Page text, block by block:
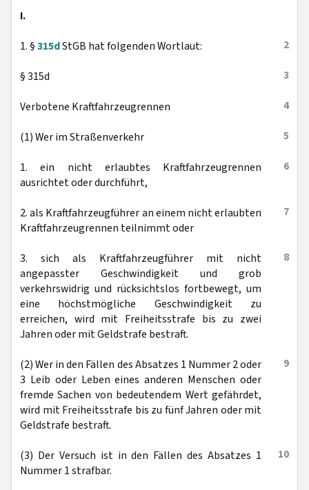
I.
2
1. §315dStGB hat folgenden Wortlaut:
3
§ 315d
4
Verbotene Kraftfahrzeugrennen
5
(1) Wer im Straßenverkehr
6
1. ein nicht erlaubtes Kraftfahrzeugrennen
ausrichtet oder durchführt,
7
2. als Kraftfahrzeugführer an einem nicht erlaubten
Kraftfahrzeugrennen teilnimmt oder
8
3. sich als Kraftfahrzeugführer mit nicht
angepasster Geschwindigkeit und grob
verkehrswidrig und rücksichtslos fortbewegt, um
eine höchstmögliche Geschwindigkeit zu
erreichen, wird mit Freiheitsstrafe bis zu zwei
Jahren oder mit Geldstrafe bestraft.
9
(2) Wer in den Fällen des Absatzes 1 Nummer 2 oder
3 Leib oder Leben eines anderen Menschen oder
fremde Sachen von bedeutendem Wert gefährdet,
wird mit Freiheitsstrafe bis zu fünf Jahren oder mit
Geldstrafe bestraft.
10
(3) Der Versuch ist in den Fällen des Absatzes 1
Nummer 1 strafbar.